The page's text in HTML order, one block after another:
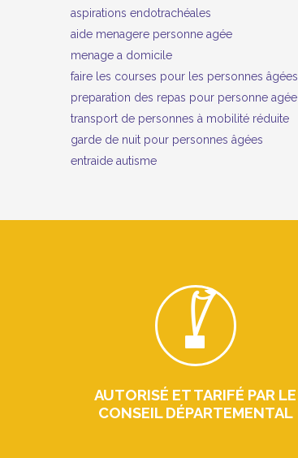
aspirations endotrachéales
aide menagere personne agée
menage a domicile
faire les courses pour les personnes âgées
preparation des repas pour personne agée
transport de personnes à mobilité réduite
garde de nuit pour personnes âgées
entraide autisme
AUTORISÉ ET TARIFÉ PAR LE
CONSEIL DÉPARTEMENTAL